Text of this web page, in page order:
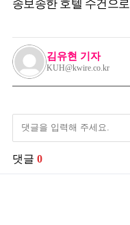
송보송한 호텔 수건으
김유현 기자
KUH@kwire.co.kr
댓글 0